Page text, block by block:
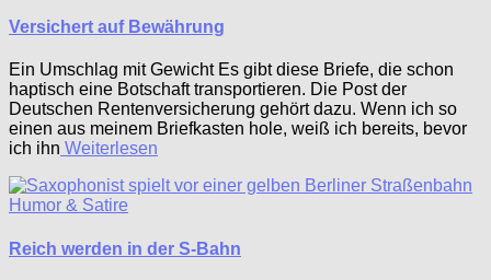
Versichert auf Bewährung
Ein Umschlag mit Gewicht Es gibt diese Briefe, die schon
haptisch eine Botschaft transportieren. Die Post der
Deutschen Rentenversicherung gehört dazu. Wenn ich so
einen aus meinem Briefkasten hole, weiß ich bereits, bevor
ich ihn Weiterlesen
Humor & Satire
Reich werden in der S-Bahn